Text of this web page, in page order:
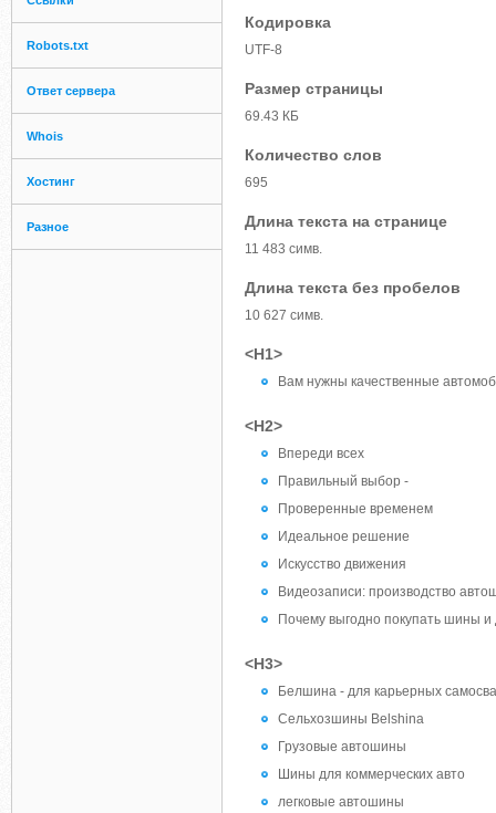
Robots.txt
Ответ сервера
Whois
Хостинг
Разное
Кодировка
UTF-8
Размер страницы
69.43 КБ
Количество слов
695
Длина текста на странице
11 483 симв.
Длина текста без пробелов
10 627 симв.
<H1>
Вам нужны качественные
<H2>
Впереди всех
Правильный выбор -
Проверенные временем
Идеальное решение
Искусство движения
Видеозаписи: производство
Почему выгодно покупать шины
<H3>
Белшина - для карьерных
Сельхозшины Belshina
Грузовые автошины
Шины для коммерческих авто
легковые автошины